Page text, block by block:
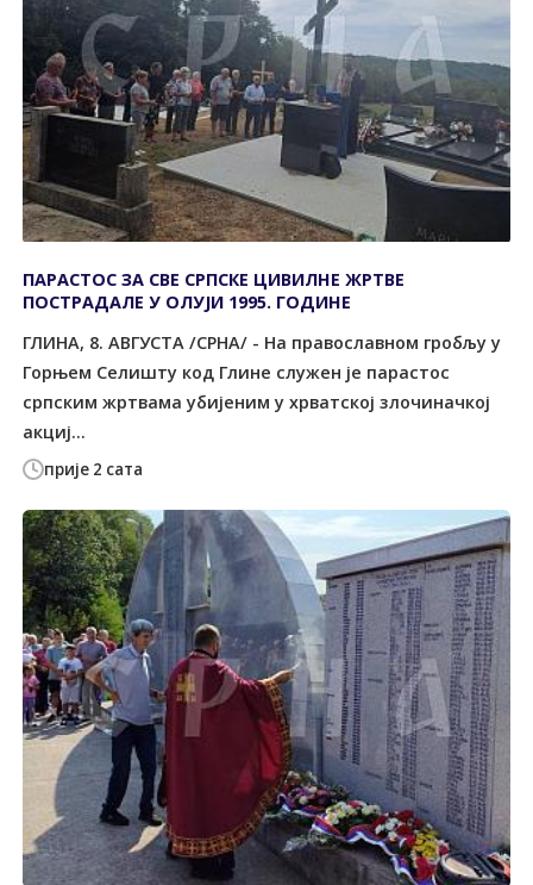
прије 2 сата
ПАРАСТОС ЗА СВЕ СРПСКЕ ЦИВИЛНЕ ЖРТВЕ
ПОСТРАДАЛЕ У ОЛУЈИ 1995. ГОДИНЕ
ГЛИНА, 8. АВГУСTА /СРНА/ - На православном гробљу у
Горњем Селишту код Глине служен је парастос
српским жртвама убијеним у хрватској злочиначкој
акциј...